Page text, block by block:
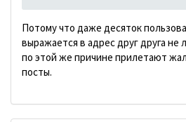
Потому что даже десяток
выражается в адрес друг друга не
по этой же причине прилетают
посты.